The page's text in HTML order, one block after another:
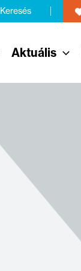
Keresés
Aktuális